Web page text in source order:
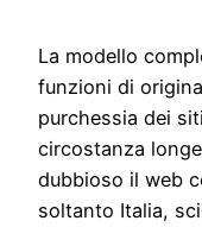
La modello
funzioni di
purchessia dei
circostanza
dubbioso il web
soltanto Italia,